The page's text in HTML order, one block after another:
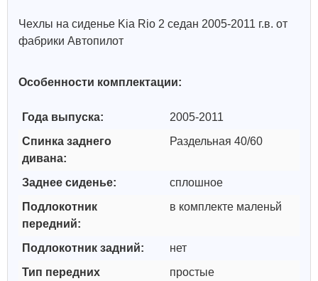
Чехлы на сиденье Kia Rio 2 седан 2005-2011 г.в. от
фабрики Автопилот
Особенности комплектации:
Года выпуска:
2005-2011
Спинка заднего
дивана:
Раздельная 40/60
Заднее сиденье:
сплошное
Подлокотник
передний:
в комплекте маленьй
Подлокотник задний:
нет
Тип передних
простые